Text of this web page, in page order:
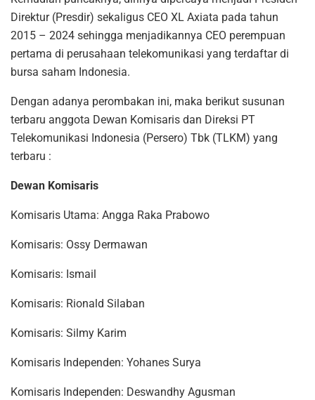
Direktur (Presdir) sekaligus CEO XL Axiata pada tahun
2015 – 2024 sehingga menjadikannya CEO perempuan
pertama di perusahaan telekomunikasi yang terdaftar di
bursa saham Indonesia.
Dengan adanya perombakan ini, maka berikut susunan
terbaru anggota Dewan Komisaris dan Direksi PT
Telekomunikasi Indonesia (Persero) Tbk (TLKM) yang
terbaru :
Dewan Komisaris
Komisaris Utama: Angga Raka Prabowo
Komisaris: Ossy Dermawan
Komisaris: Ismail
Komisaris: Rionald Silaban
Komisaris: Silmy Karim
Komisaris Independen: Yohanes Surya
Komisaris Independen: Deswandhy Agusman